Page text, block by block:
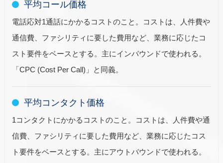
平均コール価格
電話応対1通話にかかるコストのこと。コストは、人件費や
通信費、ファシリティに要した費用など、業務に応じたコ
スト要件をベースとする。主にインバウンドで使われる。
「CPC (Cost Per Call)」と同義。
平均コンタクト価格
1コンタクトにかかるコストのこと。コストは、人件費や通
信費、ファシリティに要した費用など、業務に応じたコス
ト要件をベースとする。主にアウトバウンドで使われる。